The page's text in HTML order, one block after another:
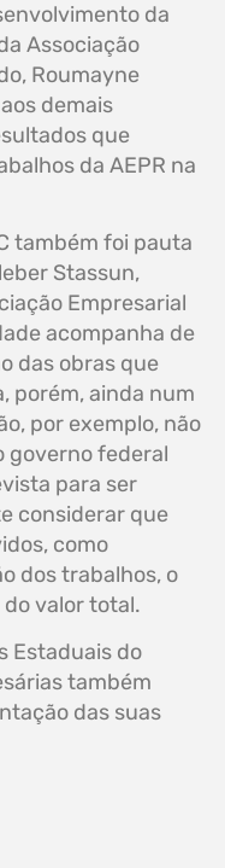
da
Associação
Roumayne
demais
que
da AEPR na
também foi pauta
Stassun,
Empresarial
acompanha de
das obras que
porém, ainda num
por exemplo, não
governo federal
para ser
considerar que
como
dos trabalhos, o
valor total.
Estaduais do
também
das suas